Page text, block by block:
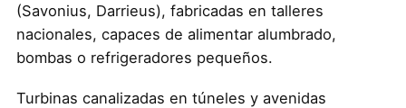
(Savonius, Darrieus), fabricadas en talleres
nacionales, capaces de alimentar alumbrado,
bombas o refrigeradores pequeños.
Turbinas canalizadas en túneles y avenidas